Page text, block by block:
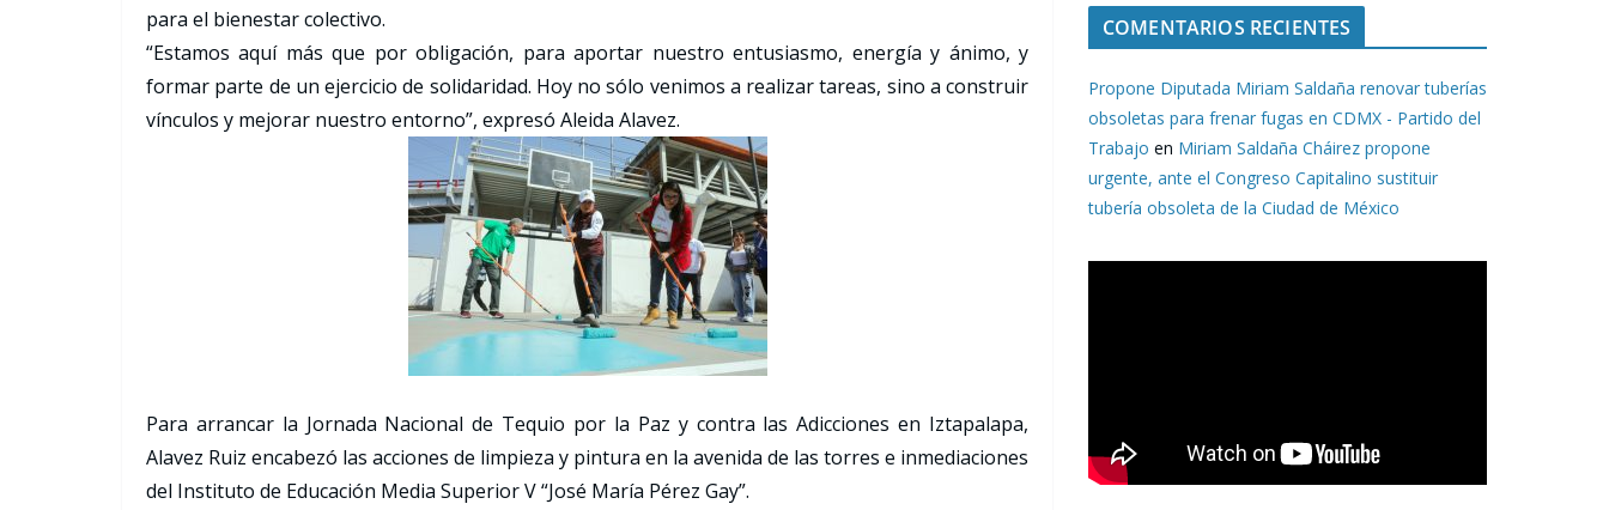
para el bienestar colectivo.
“Estamos aquí más que por obligación, para aportar nuestro entusiasmo, energía y ánimo, y
formar parte de un ejercicio de solidaridad. Hoy no sólo venimos a realizar tareas, sino a construir
vínculos y mejorar nuestro entorno”, expresó Aleida Alavez.
Para arrancar la Jornada Nacional de Tequio por la Paz y contra las Adicciones en Iztapalapa,
Alavez Ruiz encabezó las acciones de limpieza y pintura en la avenida de las torres e inmediaciones
del Instituto de Educación Media Superior V “José María Pérez Gay”.
COMENTARIOS RECIENTES
Propone Diputada Miriam Saldaña renovar tuberías
obsoletas para frenar fugas en CDMX - Partido del
Trabajo en Miriam Saldaña Cháirez propone
urgente, ante el Congreso Capitalino sustituir
tubería obsoleta de la Ciudad de México